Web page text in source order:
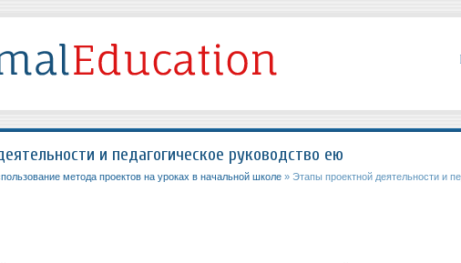
и педагогическое руководство ею
метода проектов на уроках в начальной школе» Этапы проектной деятельности и